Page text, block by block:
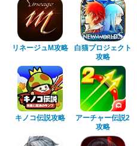
リネージュM攻略
白猫プロジェクト
攻略
キノコ伝説攻略
アーチャー伝説2
攻略